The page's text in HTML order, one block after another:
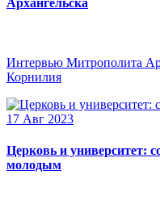
Архангельска
Интервью Митрополита
Корнилия
17 Авг 2023
Церковь и университет:
молодым